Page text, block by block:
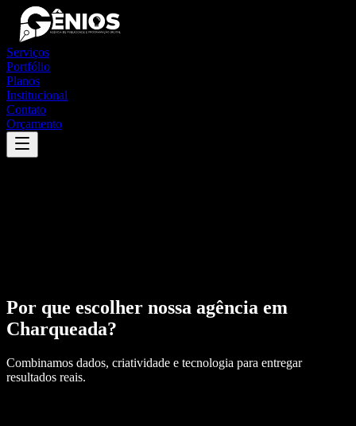
Serviços
Portfólio
Planos
Institucional
Contato
Orçamento
Por que escolher nossa agência em
Charqueada?
Combinamos dados, criatividade e tecnologia para entregar
resultados reais.